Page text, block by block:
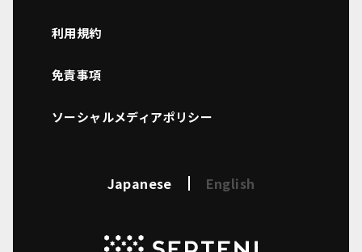
利用規約
免責事項
ソーシャルメディアポリシー
Japanese English